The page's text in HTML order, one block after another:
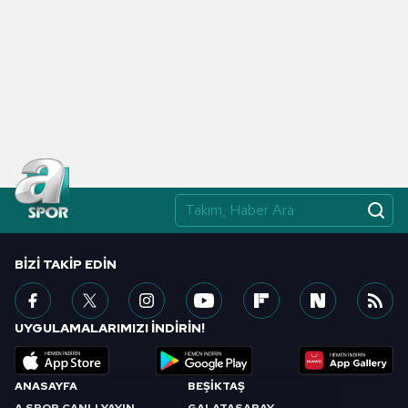
ANASAYFA
BEŞİKTAŞ
BIZI TAKIP EDIN
UYGULAMALARIMIZI İNDİRİN!